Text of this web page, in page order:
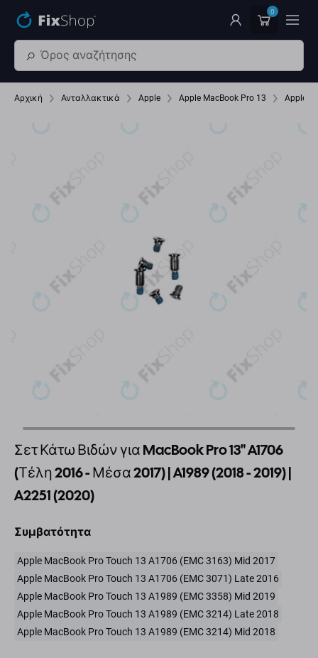
0
Αρχική Ανταλλακτικά Apple Apple MacBook Pro 13 Apple
Σετ Κάτω Βιδών για MacBook Pro 13" A1706
(Τέλη 2016 - Μέσα 2017) | A1989 (2018 - 2019) |
A2251 (2020)
Συμβατότητα
Apple MacBook Pro Touch 13 A1706 (EMC 3163) Mid 2017
Apple MacBook Pro Touch 13 A1706 (EMC 3071) Late 2016
Apple MacBook Pro Touch 13 A1989 (EMC 3358) Mid 2019
Apple MacBook Pro Touch 13 A1989 (EMC 3214) Late 2018
Apple MacBook Pro Touch 13 A1989 (EMC 3214) Mid 2018